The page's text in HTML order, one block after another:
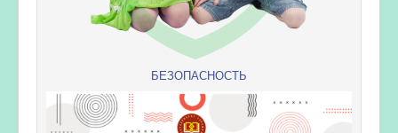
БЕЗОПАСНОСТЬ